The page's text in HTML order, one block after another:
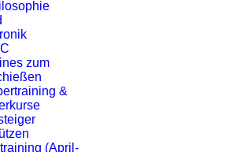
zum
&
(April-